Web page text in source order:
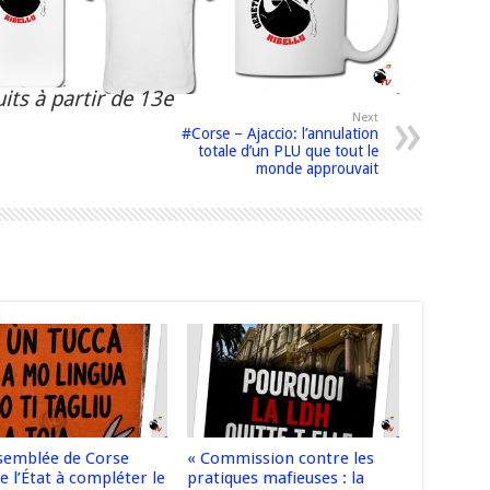
à partir de 13e
Next
#Corse – Ajaccio: l’annulation
totale d’un PLU que tout le
monde approuvait
de Corse
l’État à compléter le
« Commission contre les
pratiques mafieuses : la